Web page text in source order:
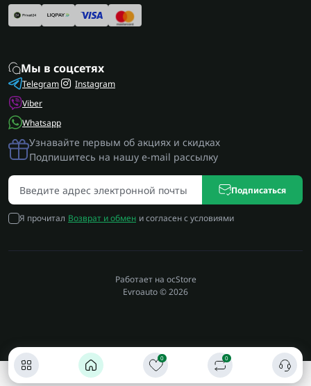
0 0
Мы в соцсетях
Telegram
Viber
Whatsapp
Instagram
Узнавайте первым об акциях и скидках
Подпишитесь на нашу e-mail рассылку
Подписаться
Я прочитал Возврат и обмен и согласен с условиями
Работает на ocStore
Evroauto © 2026